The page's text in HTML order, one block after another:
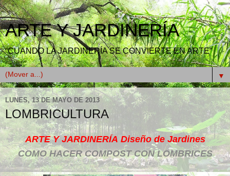
ARTE Y JARDINERÍA
“CUANDO LA JARDINERÍA SE CONVIERTE EN ARTE”
▼
LUNES, 13 DE MAYO DE 2013
LOMBRICULTURA
ARTE Y JARDINERÍADiseño de Jardines
COMO HACER COMPOST CON LOMBRICES